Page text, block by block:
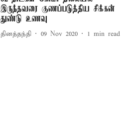
இருந்தவரை குணப்படுத்திய சிக்கன்
துண்டு உணவு
தினத்தந்தி 09 Nov 2020 1 min read